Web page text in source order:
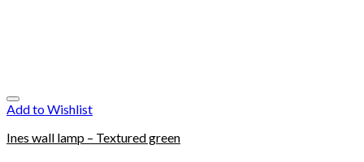
Add to Wishlist
Ines wall lamp – Textured green